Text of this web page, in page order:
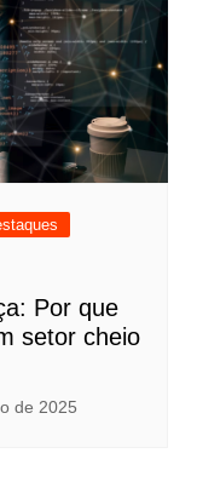
Por que
setor cheio
de 2025